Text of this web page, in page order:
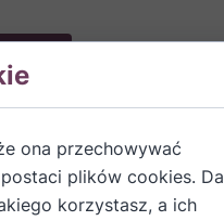
ona przechowywać
plików cookies.
korzystasz, a ich